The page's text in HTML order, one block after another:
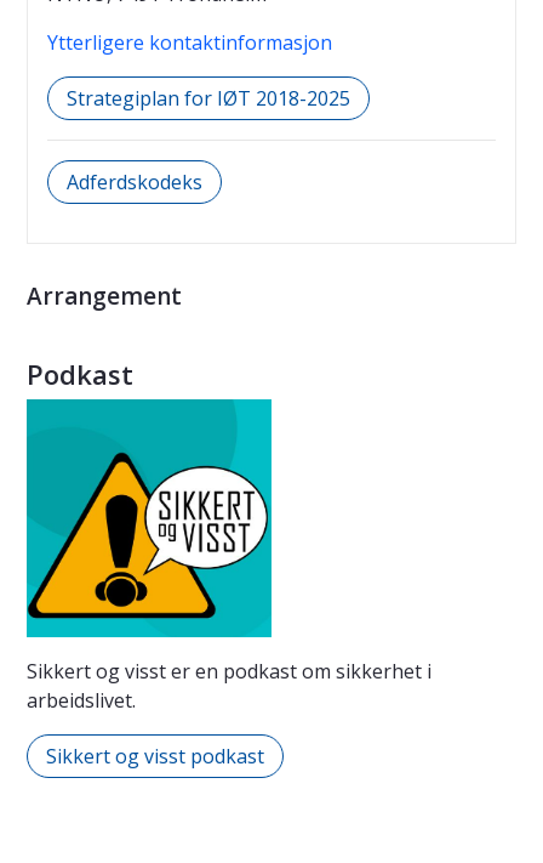
Ytterligere kontaktinformasjon
Strategiplan for IØT 2018-2025
Adferdskodeks
Arrangement
Podkast
Sikkert og visst er en podkast om sikkerhet i
arbeidslivet.
Sikkert og visst podkast